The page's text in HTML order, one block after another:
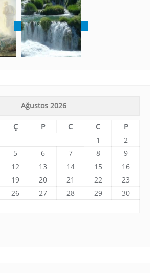
Ağustos 2026
Ç P C C
P
1
2
5 6 7 8
9
12 13 14 15
16
19 20 21 22
23
26 27 28 29
30